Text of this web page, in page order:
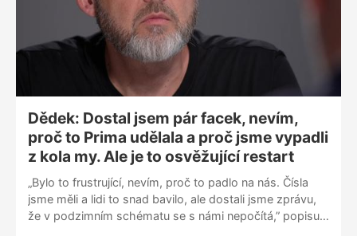
jedna z věcí, která je nutí zvažovat změnu oboru,“
Dědek: Dostal jsem pár facek, nevím,
proč to Prima udělala a proč jsme vypadli
z kola my. Ale je to osvěžující restart
„Bylo to frustrující, nevím, proč to padlo na nás. Čísla
jsme měli a lidi to snad bavilo, ale dostali jsme zprávu,
že v podzimním schématu se s námi nepočítá,” popisuje